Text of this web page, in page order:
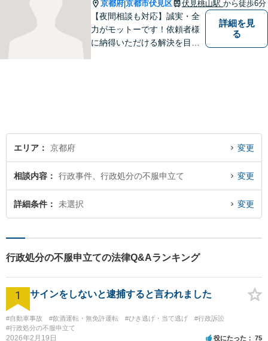
京都府|京都市伏見区 伏見桃山駅 から徒歩6分
【夜間相談も対応】誠実・全
力がモットーです！依頼者様
に納得いただける解決を目指
詳細を見
る
エリア 京都府 変更
相談内容 行政事件、行政処分の不服申立て 変更
詳細条件 未選択 変更
行政処分の不服申立ての法律Q&Aランキング
1 サインをしないと逮捕すると言われました
#自動車事故 #飲酒運転・無免許運転 #ひき逃げ・当て逃げ
#行政訴訟
#行政処分の不服申立て
2026年2月19日 役にたった 75